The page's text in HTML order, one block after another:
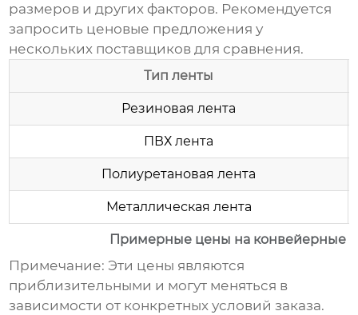
размеров и других факторов. Рекомендуется
запросить ценовые предложения у
нескольких поставщиков для сравнения.
Примерные цены на конвейерные
Тип ленты
Резиновая лента
ПВХ лента
Полиуретановая лента
Металлическая лента
Примечание: Эти цены являются
приблизительными и могут меняться в
зависимости от конкретных условий заказа.